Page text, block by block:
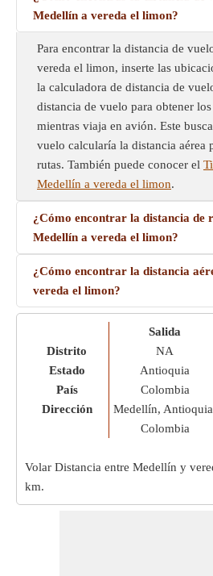
Medellín a vereda el limon?
Para encontrar la distancia de
vereda el limon, inserte las
la calculadora de distancia de
distancia de vuelo para obtener
mientras viaja en avión. Este
vuelo calcularía la distancia aérea
rutas. También puede conocer el
Medellín a vereda el limon.
¿Cómo encontrar la distancia de
Medellín a vereda el limon?
¿Cómo encontrar la distancia
vereda el limon?
Distrito
Estado
País
Dirección
Salida
NA
Antioquia
Colombia
Medellín,
Colombia
Volar Distancia entre Medellín y
km.